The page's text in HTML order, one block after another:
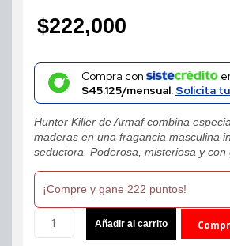
$222,000
Compra con
$45.125/mensual.Solicita
Hunter Killer de Armaf combina
maderas en una fragancia masculina
seductora. Poderosa, misteriosa y con
¡Compre y gane 222 puntos!
Armaf
Añadir al carrito